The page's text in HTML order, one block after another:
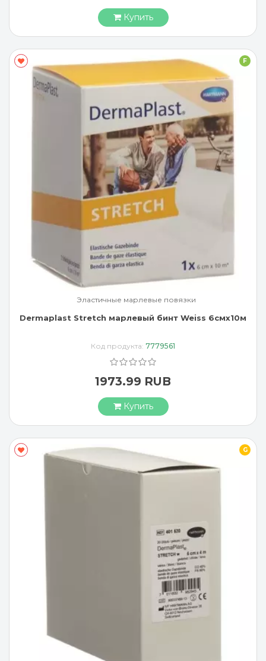
Купить
F
Эластичные марлевые повязки
Dermaplast Stretch марлевый бинт Weiss 6смx10м
Код продукта: 7779561
1973.99 RUB
Купить
G